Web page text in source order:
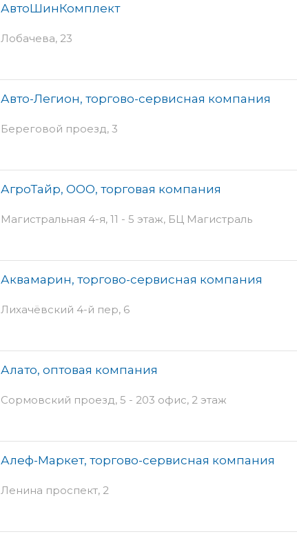
АвтоШинКомплект
Лобачева, 23
Авто-Легион, торгово-сервисная компания
Береговой проезд, 3
АгроТайр, ООО, торговая компания
Магистральная 4-я, 11 - 5 этаж, БЦ Магистраль
Аквамарин, торгово-сервисная компания
Лихачёвский 4-й пер, 6
Алато, оптовая компания
Сормовский проезд, 5 - 203 офис, 2 этаж
Алеф-Маркет, торгово-сервисная компания
Ленина проспект, 2